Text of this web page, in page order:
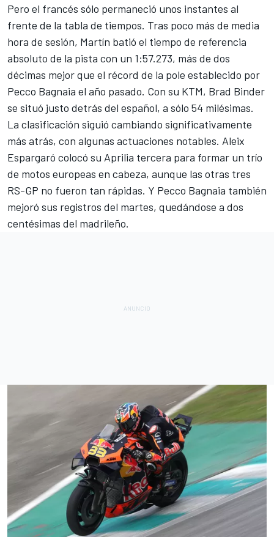
Pero el francés sólo permaneció unos instantes al
frente de la tabla de tiempos. Tras poco más de media
hora de sesión, Martín batió el tiempo de referencia
absoluto de la pista con un 1:57.273, más de dos
décimas mejor que el récord de la pole establecido por
Pecco Bagnaia el año pasado. Con su KTM, Brad Binder
se situó justo detrás del español, a sólo 54 milésimas.
La clasificación siguió cambiando significativamente
más atrás, con algunas actuaciones notables. Aleix
Espargaró colocó su Aprilia tercera para formar un trío
de motos europeas en cabeza, aunque las otras tres
RS-GP no fueron tan rápidas. Y Pecco Bagnaia también
mejoró sus registros del martes, quedándose a dos
centésimas del madrileño.